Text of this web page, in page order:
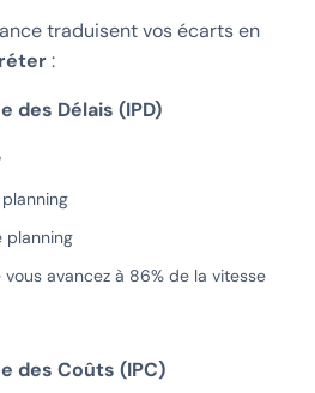
traduisent vos écarts en
:
des Délais (IPD)
planning
avancez à 86% de la vitesse
des Coûts (IPC)